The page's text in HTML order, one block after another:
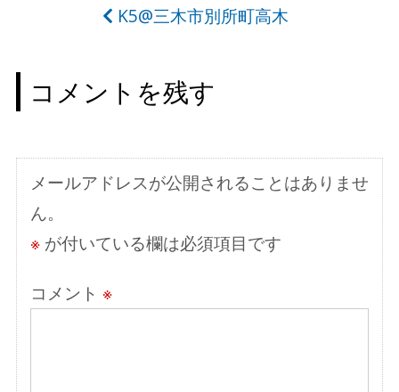
ビ
ゲ
シ
ョ
ン
K5@三木市別所町高木
コメントを残す
メールアドレスが公開されることはありませ
ん。
※が付いている欄は必須項目です
コメント ※